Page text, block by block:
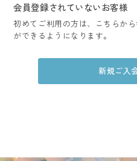
会員登録されていないお客様
初めてご利用の方は、こちらか
ができるようになります。
新規ご入